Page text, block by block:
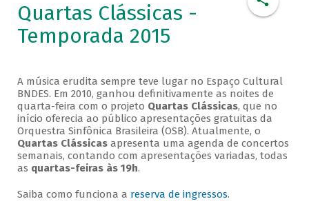
Quartas Clássicas -
Temporada 2015
A música erudita sempre teve lugar no Espaço Cultural
BNDES. Em 2010, ganhou definitivamente as noites de
quarta-feira com o projeto Quartas Clássicas, que no
início oferecia ao público apresentações gratuitas da
Orquestra Sinfônica Brasileira (OSB). Atualmente, o
Quartas Clássicasapresenta uma agenda de concertos
semanais, contando com apresentações variadas, todas
as quartas-feiras às 19h.
Saiba como funciona a reserva de ingressos.